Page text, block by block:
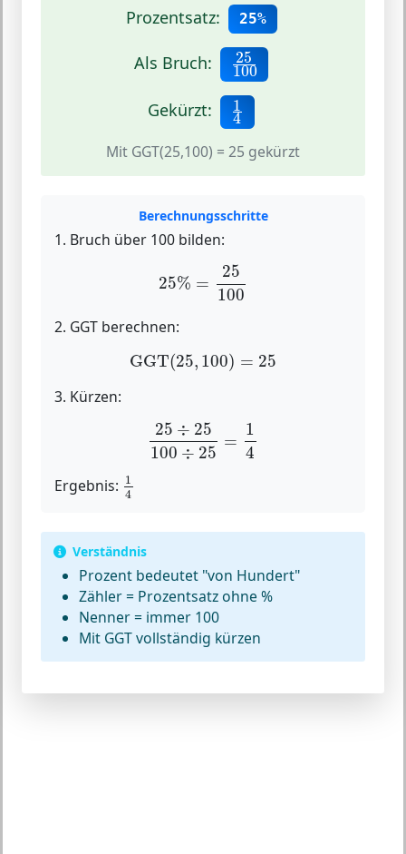
Prozentsatz: 25%
Als Bruch: 25
100
25100
Gekürzt: 1
4
14
Mit GGT(25,100) = 25 gekürzt
Berechnungsschritte
1. Bruch über 100 bilden:
25% =
25
100
100
2. GGT berechnen:
GGT(25, 100) = 25
GGT(25 ,100) 25
3. Kürzen:
25 ÷ 25
100 ÷ 25
=
1
4
25÷ 25100 25
Ergebnis: 1
4
1
Verständnis
Prozent bedeutet "von Hundert"
Zähler = Prozentsatz ohne %
Nenner = immer 100
Mit GGT vollständig kürzen